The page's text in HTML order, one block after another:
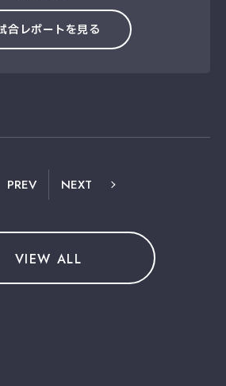
合レポートを見る
PREV NEXT
VIEW ALL